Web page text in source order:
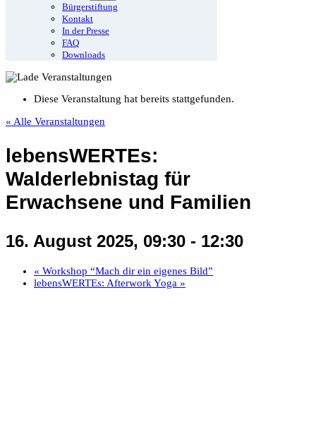
Bürgerstiftung
Kontakt
In der Presse
FAQ
Downloads
Diese Veranstaltung hat bereits stattgefunden.
« Alle Veranstaltungen
lebensWERTEs:
Walderlebnistag für
Erwachsene und Familien
16. August 2025, 09:30 - 12:30
« Workshop “Mach dir ein eigenes Bild”
lebensWERTEs: Afterwork Yoga »